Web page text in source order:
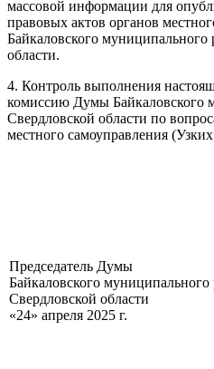
массовой информации для
правовых актов органов
Байкаловского муниципального
области.
4. Контроль выполнения
комиссию Думы Байкаловского
Свердловской области по
местного самоуправления
Председатель Думы
Байкаловского муниципального
Свердловской области
«24» апреля 2025 г.